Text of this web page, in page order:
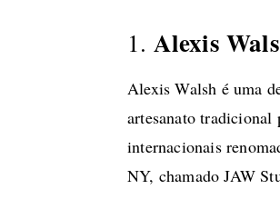
1. Alexis
Alexis Walsh é uma
artesanato tradicional
internacionais
NY, chamado JAW